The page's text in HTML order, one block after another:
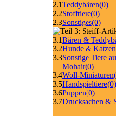
2.1Teddybären(0)
2.2Stofftiere(0)
2.3Sonstiges(0)
3.1Bären &
3.2Hunde & Katzen
3.3Sonstige Tiere
Mohair(0)
3.4Woll-Miniaturen
3.5Handspieltiere(0)
3.6Puppen(0)
3.7Drucksachen &